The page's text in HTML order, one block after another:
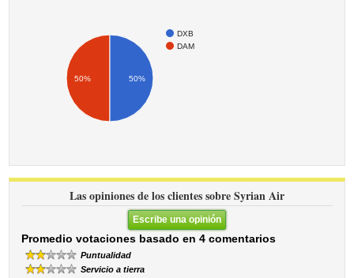
DXB
DAM
50% 50%
Las opiniones de los clientes sobre Syrian Air
Escribe una opinión
Promedio votaciones basado en 4 comentarios
Puntualidad
Servicio a tierra